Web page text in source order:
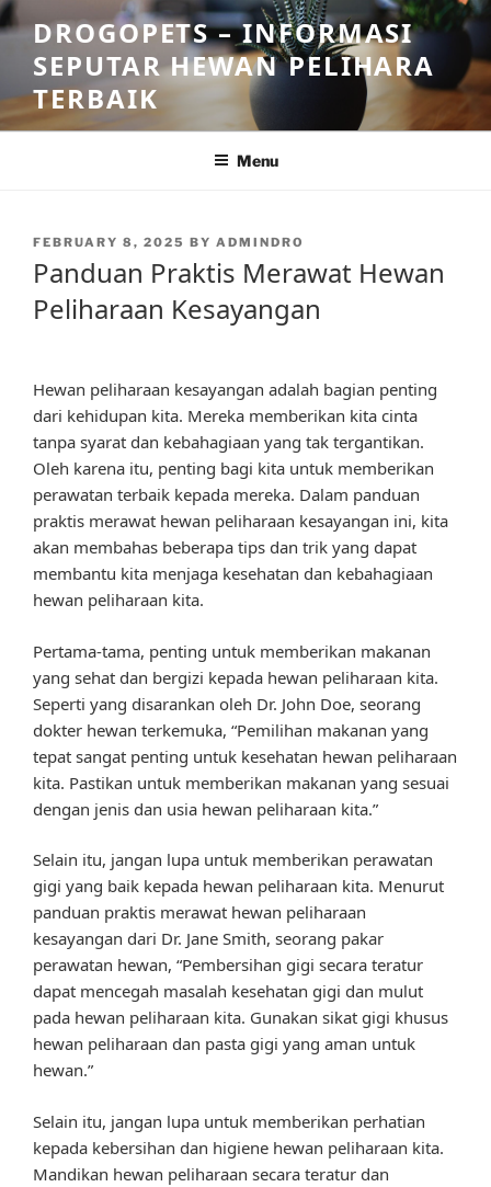
Skip
to
content
DROGOPETS – INFORMASI
SEPUTAR HEWAN PELIHARA
TERBAIK
Menu
POSTED
FEBRUARY 8, 2025 BY ADMINDRO
Panduan Praktis Merawat Hewan
Peliharaan Kesayangan
Hewan peliharaan kesayangan adalah bagian penting
dari kehidupan kita. Mereka memberikan kita cinta
tanpa syarat dan kebahagiaan yang tak tergantikan.
Oleh karena itu, penting bagi kita untuk memberikan
perawatan terbaik kepada mereka. Dalam panduan
praktis merawat hewan peliharaan kesayangan ini, kita
akan membahas beberapa tips dan trik yang dapat
membantu kita menjaga kesehatan dan kebahagiaan
hewan peliharaan kita.
Pertama-tama, penting untuk memberikan makanan
yang sehat dan bergizi kepada hewan peliharaan kita.
Seperti yang disarankan oleh Dr. John Doe, seorang
dokter hewan terkemuka, “Pemilihan makanan yang
tepat sangat penting untuk kesehatan hewan peliharaan
kita. Pastikan untuk memberikan makanan yang sesuai
dengan jenis dan usia hewan peliharaan kita.”
Selain itu, jangan lupa untuk memberikan perawatan
gigi yang baik kepada hewan peliharaan kita. Menurut
panduan praktis merawat hewan peliharaan
kesayangan dari Dr. Jane Smith, seorang pakar
perawatan hewan, “Pembersihan gigi secara teratur
dapat mencegah masalah kesehatan gigi dan mulut
pada hewan peliharaan kita. Gunakan sikat gigi khusus
hewan peliharaan dan pasta gigi yang aman untuk
hewan.”
Selain itu, jangan lupa untuk memberikan perhatian
kepada kebersihan dan higiene hewan peliharaan kita.
Mandikan hewan peliharaan secara teratur dan